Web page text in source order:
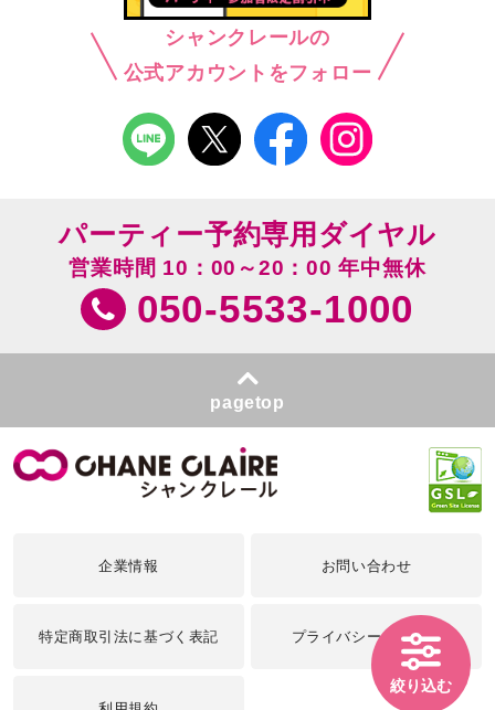
シャンクレールの
公式アカウントをフォロー
絞り込む
パーティー予約専用ダイヤル
営業時間 10：00～20：00 年中無休
050-5533-1000
pagetop
企業情報 お問い合わせ
特定商取引法に基づく表記 プライバシーポリシー